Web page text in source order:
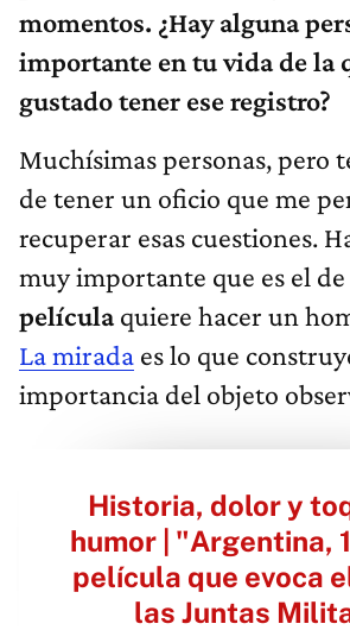
momentos. ¿Hay alguna
importante en tu vida de la
gustado tener ese registro?
Muchísimas personas, pero
de tener un oficio que me
recuperar esas cuestiones.
muy importante que es el
películaquiere hacer un
La mirada es lo que
importancia del objeto
Historia, dolor y
humor | "Argentina,
película que evoca
las Juntas